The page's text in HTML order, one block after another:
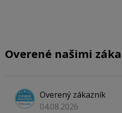
Overené našimi
Overený zákazník
04.08.2026